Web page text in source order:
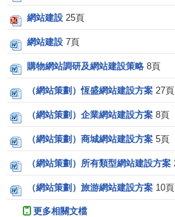
7、合理運用新技術
要合理地運用網站製作的新技
製作網站的技術展台，永遠記住用
的信息是最重要的。對於網站設計
計的新技術是必要的，但要根據實
其應用到網站建設中。
網站建設的流程
1．確定網站主題
網站建設 25頁
網站建設 7頁
購物網站調研及網站建設策略 8頁
（網站策劃）恆盛網站建設方案 27頁
（網站策劃）企業網站建設方案 8頁
（網站策劃）商城網站建設方案 5頁
（網站策劃）所有類型網站建設方案
（網站策劃）旅游網站建設方案 10頁
更多相關文檔